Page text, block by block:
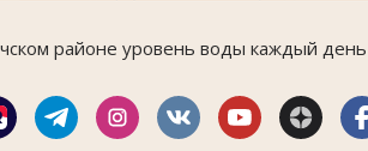
районе уровень воды каждый